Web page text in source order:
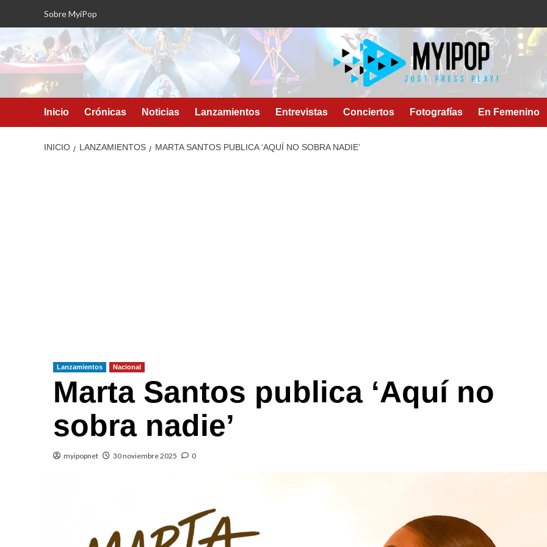
Sobre MyiPop
Inicio Crónicas Noticias Lanzamientos Entrevistas Conciertos Fotografías En Femenino
INICIO LANZAMIENTOS MARTA SANTOS PUBLICA ‘AQUÍ NO SOBRA NADIE’
Lanzamientos Nacional
Marta Santos publica ‘Aquí no
sobra nadie’
myipopnet 30 noviembre 2025 0